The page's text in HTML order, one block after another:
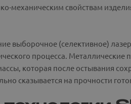
механическим свойствам
выборочное (селективное)
процесса.
которая после остывания
сказывается на прочности